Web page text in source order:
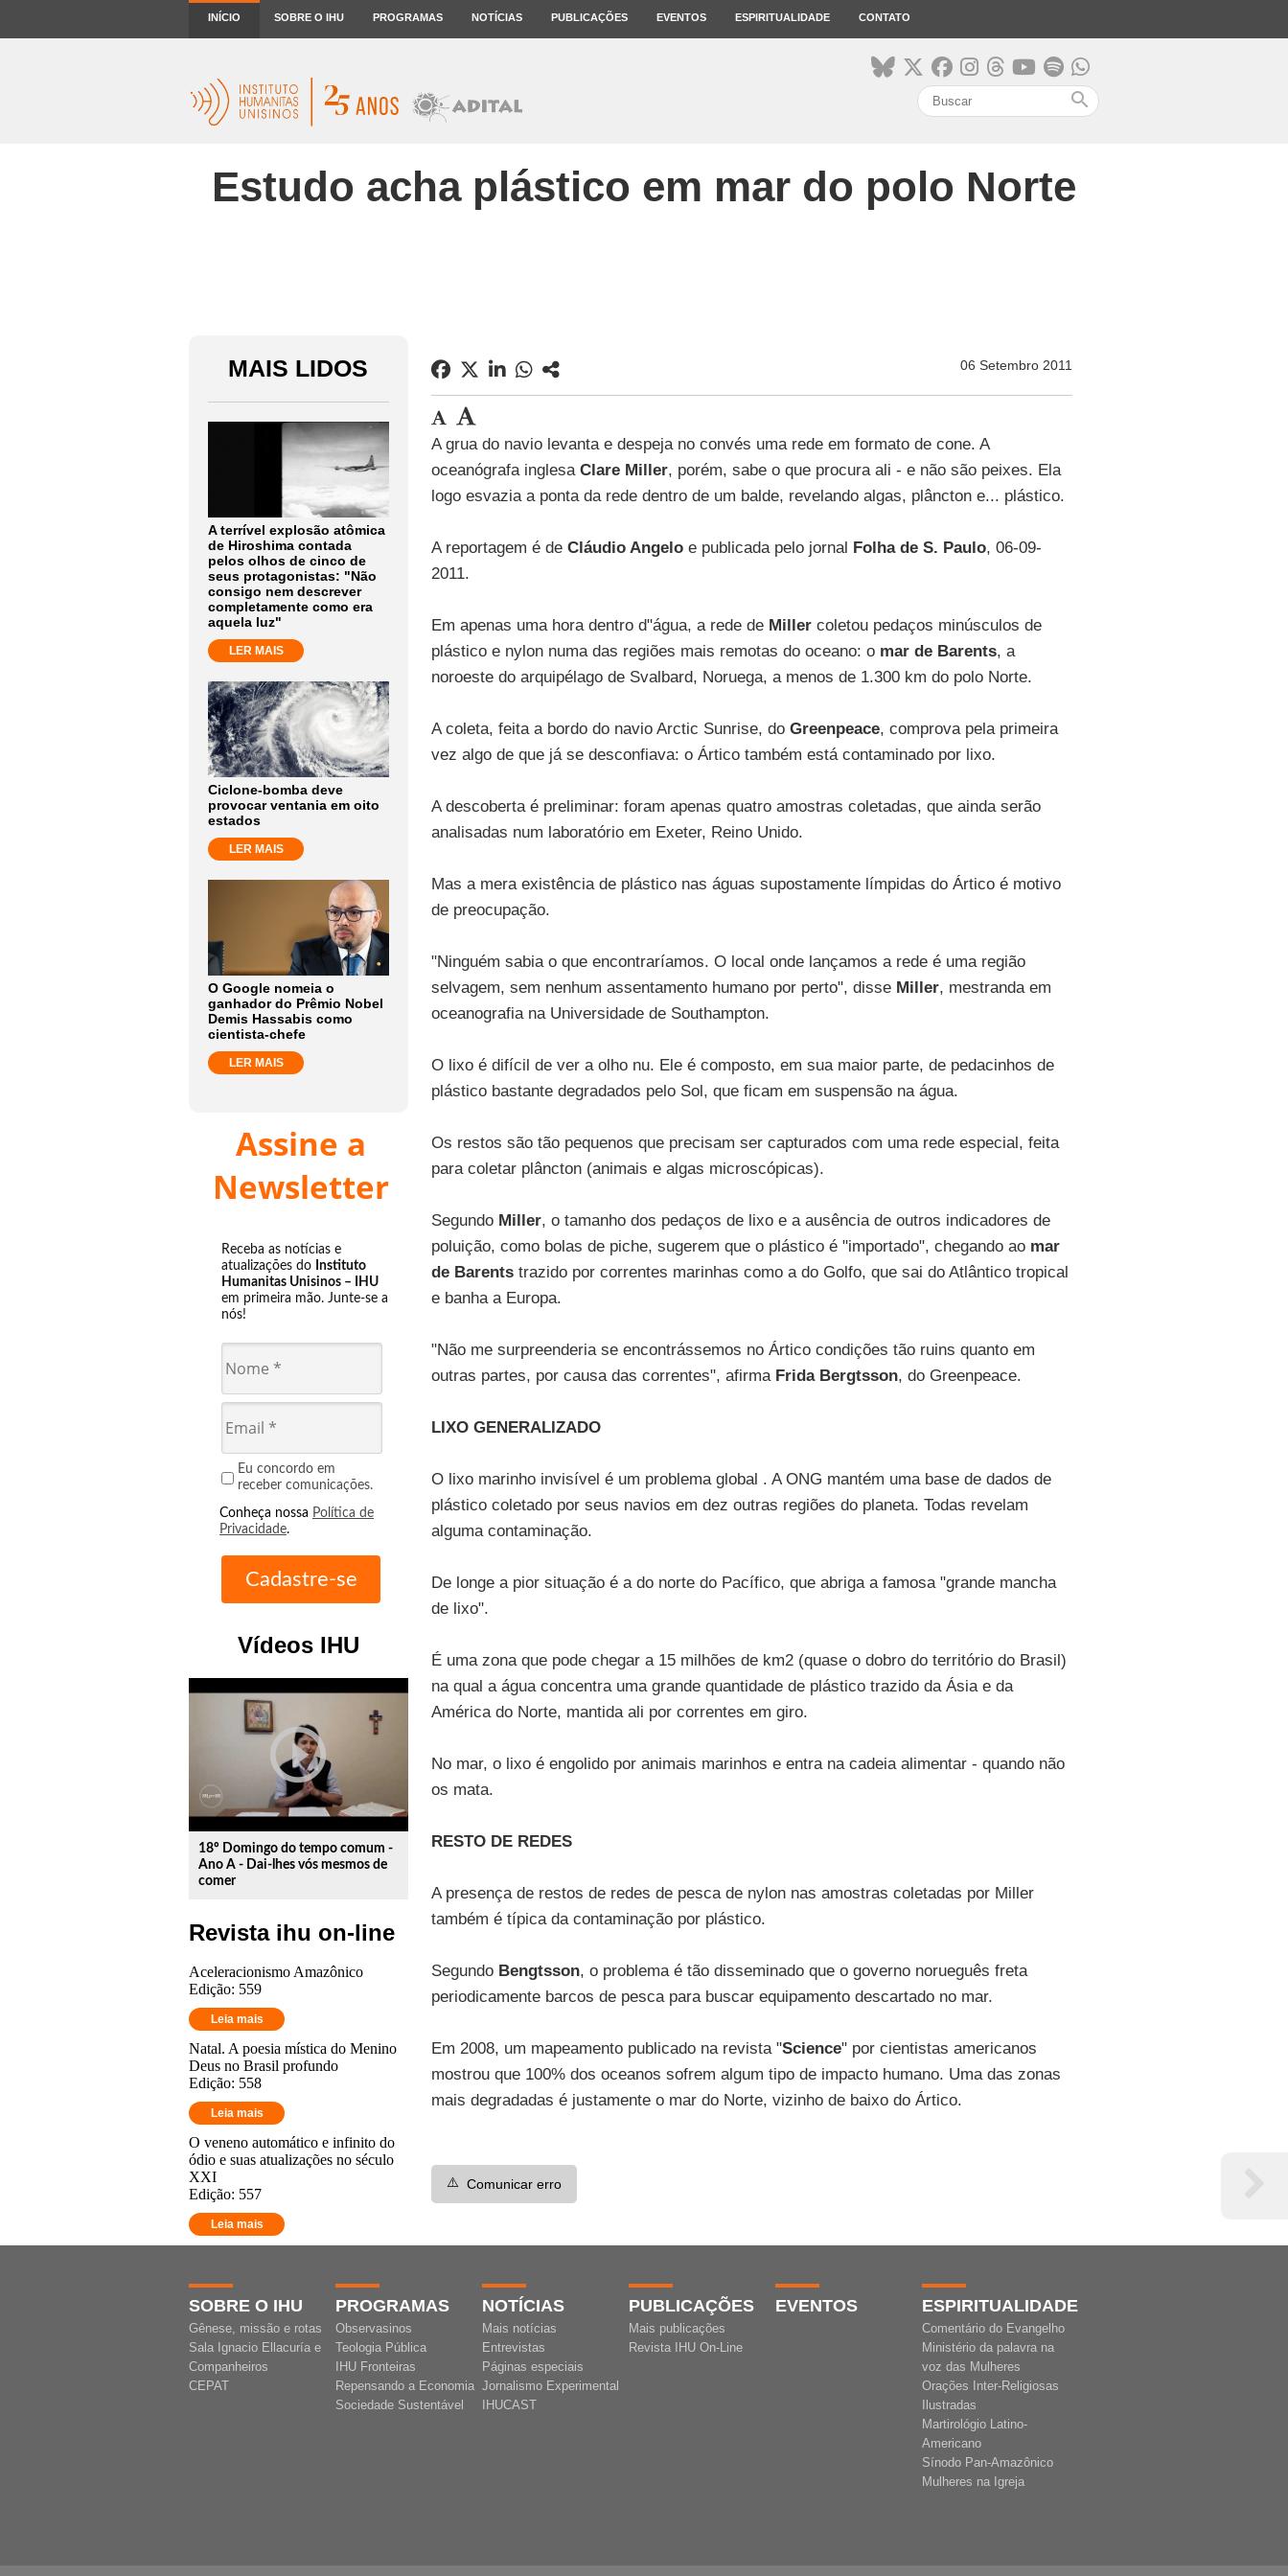
INÍCIO SOBRE O IHU PROGRAMAS NOTÍCIAS PUBLICAÇÕES EVENTOS ESPIRITUALIDADE CONTATO
search
Estudo acha plástico em mar do polo Norte
MAIS LIDOS
A terrível explosão atômica
de Hiroshima contada
pelos olhos de cinco de
seus protagonistas: "Não
consigo nem descrever
completamente como era
aquela luz"
LER MAIS
Ciclone-bomba deve
provocar ventania em oito
estados
LER MAIS
O Google nomeia o
ganhador do Prêmio Nobel
Demis Hassabis como
cientista-chefe
LER MAIS
Assine a
Newsletter
Receba as notícias e
atualizações do Instituto
Humanitas Unisinos – IHU
em primeira mão. Junte-se a
nós!
Eu concordo em
receber comunicações.
Conheça nossa Política de
Privacidade.
Vídeos IHU
play_circle_outline
18º Domingo do tempo comum -
Ano A - Dai-lhes vós mesmos de
comer
Revista ihu on-line
Aceleracionismo Amazônico
Edição: 559
Leia mais
Natal. A poesia mística do Menino
Deus no Brasil profundo
Edição: 558
Leia mais
O veneno automático e infinito do
ódio e suas atualizações no século
XXI
Edição: 557
Leia mais
06 Setembro 2011
A grua do navio levanta e despeja no convés uma rede em formato de cone. A
oceanógrafa inglesa Clare Miller, porém, sabe o que procura ali - e não são peixes. Ela
logo esvazia a ponta da rede dentro de um balde, revelando algas, plâncton e... plástico.
A reportagem é de Cláudio Angeloe publicada pelo jornal Folha de S. Paulo, 06-09-
2011.
Em apenas uma hora dentro d"água, a rede de Miller coletou pedaços minúsculos de
plástico e nylon numa das regiões mais remotas do oceano: o mar de Barents, a
noroeste do arquipélago de Svalbard, Noruega, a menos de 1.300 km do polo Norte.
A coleta, feita a bordo do navio Arctic Sunrise, do Greenpeace, comprova pela primeira
vez algo de que já se desconfiava: o Ártico também está contaminado por lixo.
A descoberta é preliminar: foram apenas quatro amostras coletadas, que ainda serão
analisadas num laboratório em Exeter, Reino Unido.
Mas a mera existência de plástico nas águas supostamente límpidas do Ártico é motivo
de preocupação.
"Ninguém sabia o que encontraríamos. O local onde lançamos a rede é uma região
selvagem, sem nenhum assentamento humano por perto", disse Miller, mestranda em
oceanografia na Universidade de Southampton.
O lixo é difícil de ver a olho nu. Ele é composto, em sua maior parte, de pedacinhos de
plástico bastante degradados pelo Sol, que ficam em suspensão na água.
Os restos são tão pequenos que precisam ser capturados com uma rede especial, feita
para coletar plâncton (animais e algas microscópicas).
Segundo Miller, o tamanho dos pedaços de lixo e a ausência de outros indicadores de
poluição, como bolas de piche, sugerem que o plástico é "importado", chegando ao mar
de Barentstrazido por correntes marinhas como a do Golfo, que sai do Atlântico tropical
e banha a Europa.
"Não me surpreenderia se encontrássemos no Ártico condições tão ruins quanto em
outras partes, por causa das correntes", afirma Frida Bergtsson, do Greenpeace.
LIXO GENERALIZADO
O lixo marinho invisível é um problema global . A ONG mantém uma base de dados de
plástico coletado por seus navios em dez outras regiões do planeta. Todas revelam
alguma contaminação.
De longe a pior situação é a do norte do Pacífico, que abriga a famosa "grande mancha
de lixo".
É uma zona que pode chegar a 15 milhões de km2 (quase o dobro do território do Brasil)
na qual a água concentra uma grande quantidade de plástico trazido da Ásia e da
América do Norte, mantida ali por correntes em giro.
No mar, o lixo é engolido por animais marinhos e entra na cadeia alimentar - quando não
os mata.
RESTO DE REDES
A presença de restos de redes de pesca de nylon nas amostras coletadas por Miller
também é típica da contaminação por plástico.
Segundo Bengtsson, o problema é tão disseminado que o governo norueguês freta
periodicamente barcos de pesca para buscar equipamento descartado no mar.
Em 2008, um mapeamento publicado na revista "Science" por cientistas americanos
mostrou que 100% dos oceanos sofrem algum tipo de impacto humano. Uma das zonas
mais degradadas é justamente o mar do Norte, vizinho de baixo do Ártico.
⚠️ Comunicar erro
SOBRE O IHU
Gênese, missão e rotas
Sala Ignacio Ellacuría e
Companheiros
CEPAT
PROGRAMAS
Observasinos
Teologia Pública
IHU Fronteiras
Repensando a Economia
Sociedade Sustentável
NOTÍCIAS
Mais notícias
Entrevistas
Páginas especiais
Jornalismo Experimental
IHUCAST
PUBLICAÇÕES
Mais publicações
Revista IHU On-Line
EVENTOS ESPIRITUALIDADE
Comentário do Evangelho
Ministério da palavra na
voz das Mulheres
Orações Inter-Religiosas
Ilustradas
Martirológio Latino-
Americano
Sínodo Pan-Amazônico
Mulheres na Igreja